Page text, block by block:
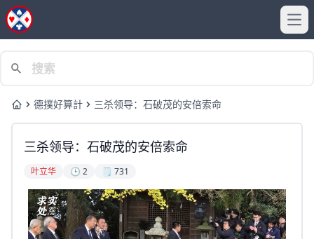
Home德撲好算計 三杀领导：石破茂的安倍索命
三杀领导：石破茂的安倍索命
叶立华 🕒 2 🗒️ 731